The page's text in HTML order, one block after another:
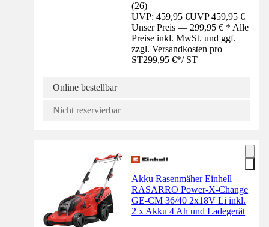
(26)
UVP: 459,95 €UVP459,95 €
Unser Preis — 299,95 € * Alle
Preise inkl. MwSt. und ggf.
zzgl. Versandkosten pro
ST299,95 €*/ ST
Online bestellbar
Nicht reservierbar
Akku Rasenmäher Einhell
RASARRO Power-X-Change
GE-CM 36/40 2x18V Li inkl.
2 x Akku 4 Ah und Ladegerät